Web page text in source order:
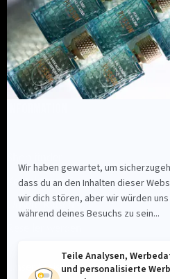
Kontaktieren Sie uns
Unsere Ratschläge
Unser Maison